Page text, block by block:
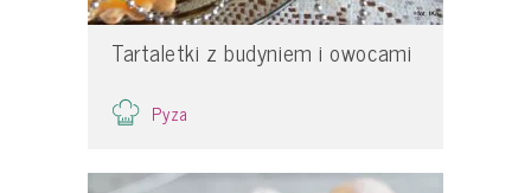
Tartaletki z budyniem i owocami
Pyza